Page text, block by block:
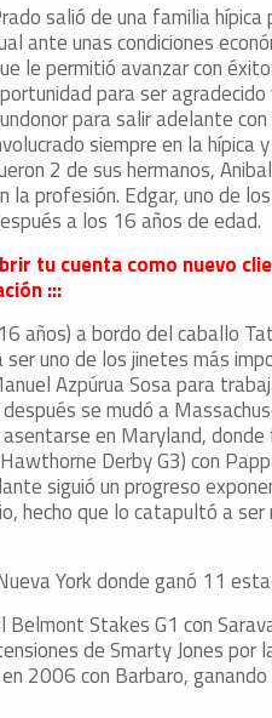
salió de una familia
ante unas condiciones
le permitió avanzar con
para ser
para salir adelante
siempre en la hípica
2 de sus hermanos,
la profesión. Edgar, uno de
a los 16 años de edad.
tu cuenta como nuevo
:::
años) a bordo del caballo
uno de los jinetes más
Azpúrua Sosa para
se mudó a
en Maryland,
Derby G3) con
siguió un progreso
hecho que lo catapultó a ser
York donde ganó 11
Stakes G1 con
de Smarty Jones por
2006 con Barbaro,